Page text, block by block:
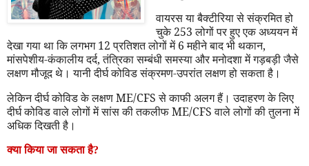
वायरस या बैक्टीरिया से संक्रमित हो
चुके 253 लोगों पर हुए एक अध्ययन में
देखा गया था कि लगभग 12 प्रतिशत लोगों में 6 महीने बाद भी थकान,
मांसपेशीय-कंकालीय दर्द,तंत्रिका सम्बंधी समस्या और मनोदशा में गड़बड़ी जैसे
लक्षण मौजूद थे। यानी दीर्घ कोविड संक्रमण-उपरांत लक्षण हो सकता है।
लेकिन दीर्घ कोविड के लक्षणME/CFSसे काफी अलग हैं। उदाहरण के लिए
दीर्घ कोविड वाले लोगों में सांस की तकलीफME/CFSवाले लोगों की तुलना में
अधिक दिखती है।
क्या किया जा सकता है?